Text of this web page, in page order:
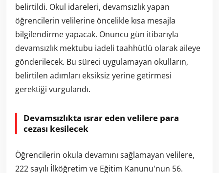
belirtildi. Okul idareleri, devamsızlık yapan
öğrencilerin velilerine öncelikle kısa mesajla
bilgilendirme yapacak. Onuncu gün itibarıyla
devamsızlık mektubu iadeli taahhütlü olarak aileye
gönderilecek. Bu süreci uygulamayan okulların,
belirtilen adımları eksiksiz yerine getirmesi
gerektiği vurgulandı.
Devamsızlıkta ısrar eden velilere para
cezası kesilecek
Öğrencilerin okula devamını sağlamayan velilere,
222 sayılı İlköğretim ve Eğitim Kanunu'nun 56.